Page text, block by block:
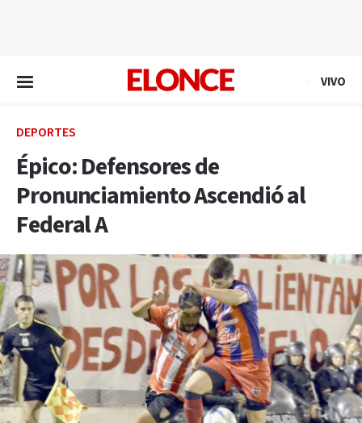
VIVO
DEPORTES
Épico: Defensores de
Pronunciamiento Ascendió al
Federal A